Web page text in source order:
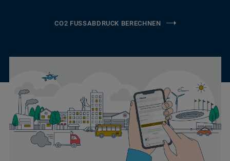
CO2 FUSSABDRUCK BERECHNEN